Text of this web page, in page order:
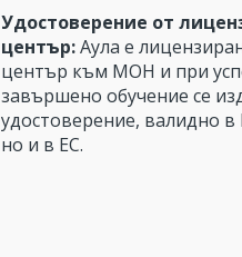
Удостоверение от
център:Аула е
център към МОН и при
завършено обучение се
удостоверение, валидно в
но и в ЕС.